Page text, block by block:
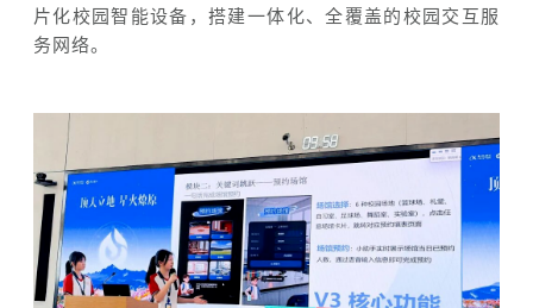
片化校园智能设备，搭建一体化、全覆盖的校园交互服
务网络。